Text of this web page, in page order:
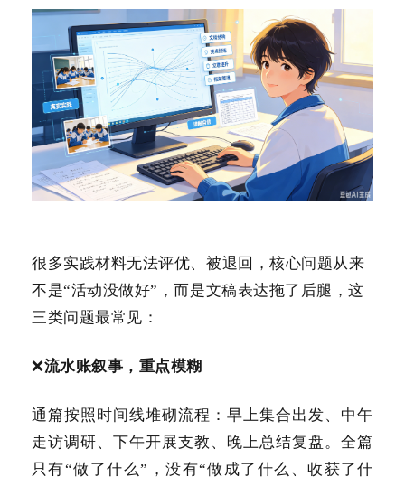
很多实践材料无法评优、被退回，核心问题从来
不是“活动没做好”，而是文稿表达拖了后腿，这
三类问题最常见：
❌流水账叙事，重点模糊
通篇按照时间线堆砌流程：早上集合出发、中午
走访调研、下午开展支教、晚上总结复盘。全篇
只有“做了什么”，没有“做成了什么、收获了什